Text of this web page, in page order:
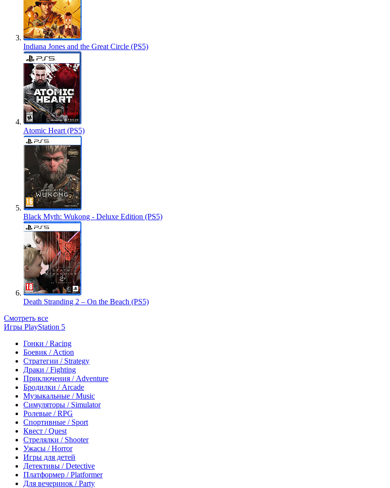
Indiana Jones and the Great Circle (PS5)
Atomic Heart (PS5)
Black Myth: Wukong - Deluxe Edition (PS5)
Death Stranding 2 – On the Beach (PS5)
Смотреть все
Игры PlayStation 5
Гонки / Racing
Боевик / Action
Стратегии / Strategy
Драки / Fighting
Приключения / Adventure
Бродилки / Arcade
Музыкальные / Music
Симуляторы / Simulator
Ролевые / RPG
Спортивные / Sport
Квест / Quest
Стрелялки / Shooter
Ужасы / Horror
Игры для детей
Детективы / Detective
Платформер / Platformer
Для вечеринок / Party